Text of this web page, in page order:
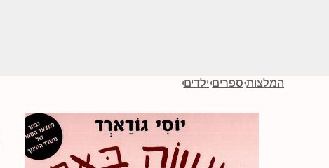
המלצות ספרים ילדים